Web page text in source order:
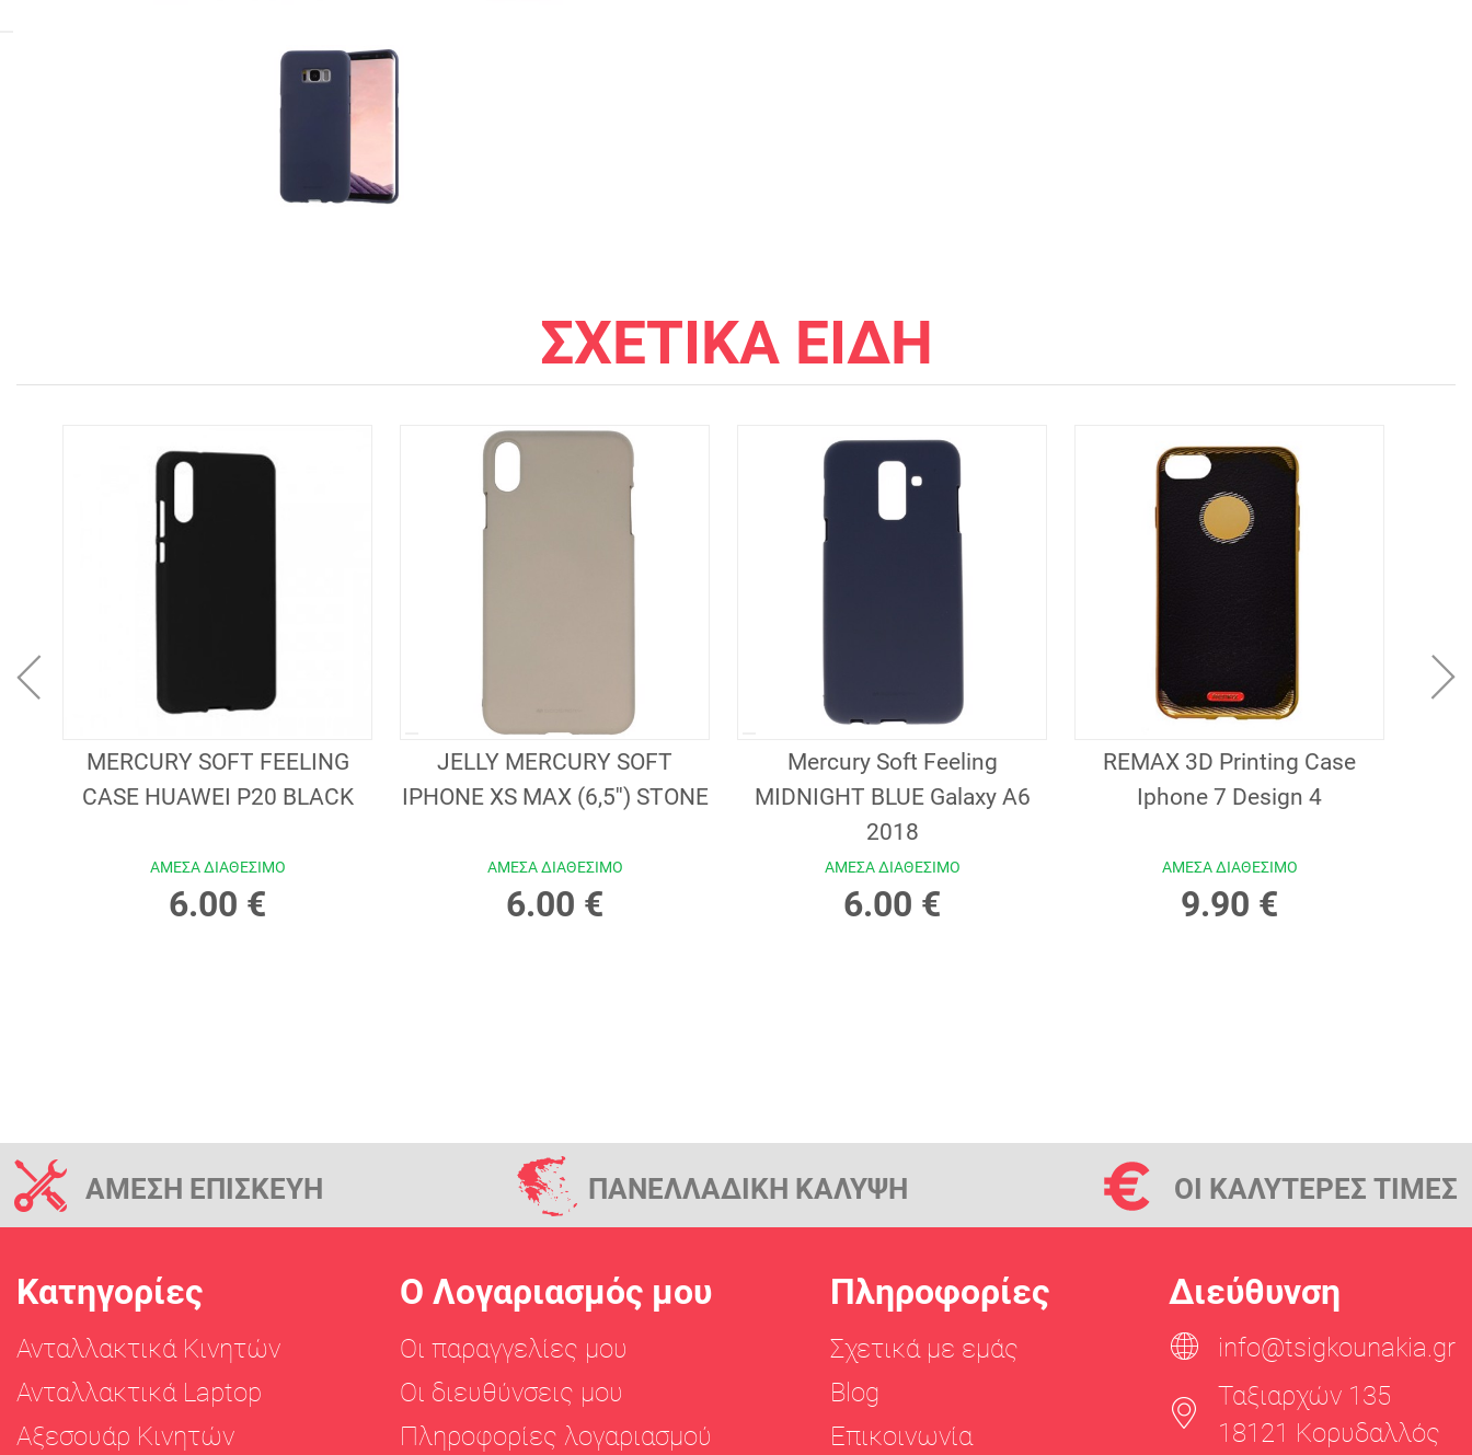
ΣΧΕΤΙΚΑ ΕΙΔΗ
MERCURY SOFT FEELING
CASE HUAWEI P20 BLACK
ΑΜΕΣΑ ΔΙΑΘΕΣΙΜΟ
6.00 €
JELLY MERCURY SOFT
IPHONE XS MAX (6,5'') STONE
ΑΜΕΣΑ ΔΙΑΘΕΣΙΜΟ
6.00 €
Mercury Soft Feeling
MIDNIGHT BLUE Galaxy A6
2018
ΑΜΕΣΑ ΔΙΑΘΕΣΙΜΟ
6.00 €
REMAX 3D Printing Case
Iphone 7 Design 4
ΑΜΕΣΑ ΔΙΑΘΕΣΙΜΟ
9.90 €
ΑΜΕΣΗ ΕΠΙΣΚΕΥΗ ΠΑΝΕΛΛΑΔΙΚΗ ΚΑΛΥΨΗ ΟΙ ΚΑΛΥΤΕΡΕΣ ΤΙΜΕΣ
Κατηγορίες
Ανταλλακτικά Κινητών
Ανταλλακτικά Laptop
Αξεσουάρ Κινητών
Ο Λογαριασμός μου
Οι παραγγελίες μου
Οι διευθύνσεις μου
Πληροφορίες λογαριασμού
Πληροφορίες
Σχετικά με εμάς
Blog
Επικοινωνία
Διεύθυνση
info@tsigkounakia.gr
Ταξιαρχών 135
18121 Κορυδαλλός